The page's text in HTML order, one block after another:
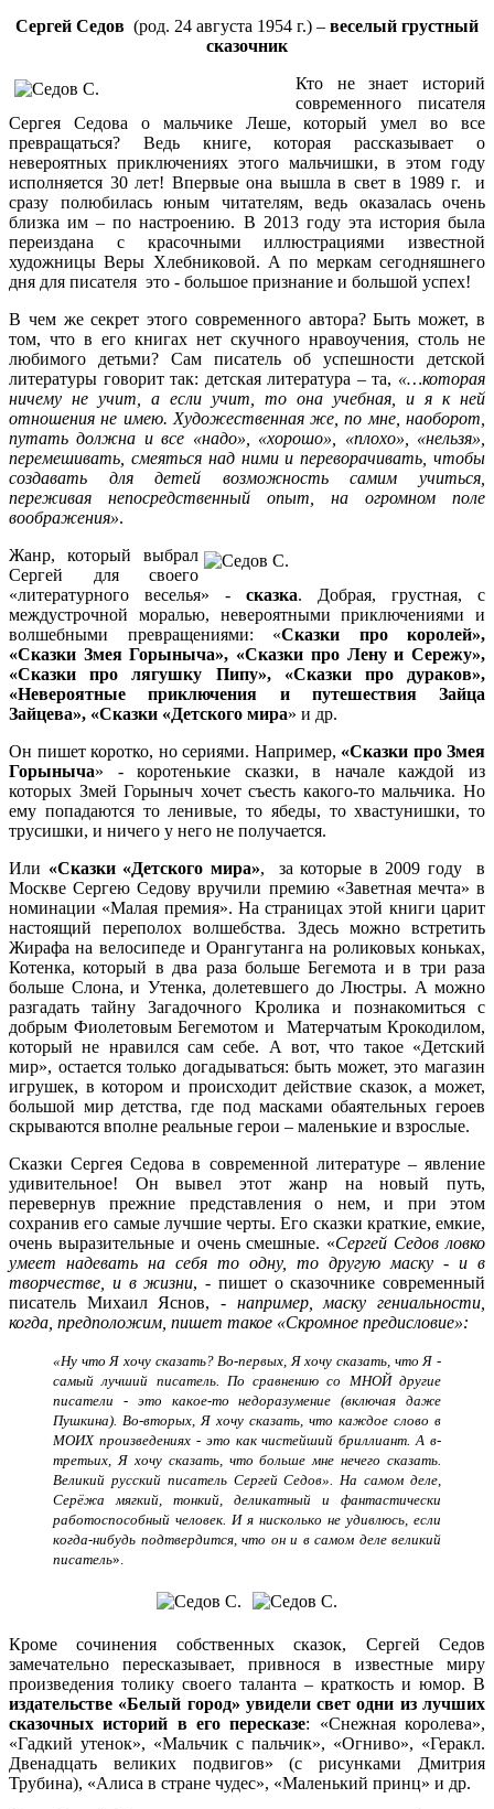
Сергей Седов (род. 24 августа 1954 г.) – веселый грустный
сказочник
Кто не знает историй
современного писателя
Сергея Седова о мальчике Леше, который умел во все
превращаться? Ведь книге, которая рассказывает о
невероятных приключениях этого мальчишки, в этом году
исполняется 30 лет! Впервые она вышла в свет в 1989 г. и
сразу полюбилась юным читателям, ведь оказалась очень
близка им – по настроению. В 2013 году эта история была
переиздана с красочными иллюстрациями известной
художницы Веры Хлебниковой. А по меркам сегодняшнего
дня для писателя это - большое признание и большой успех!
В чем же секрет этого современного автора? Быть может, в
том, что в его книгах нет скучного нравоучения, столь не
любимого детьми? Сам писатель об успешности детской
литературы говорит так: детская литература – та, «…которая
ничему не учит, а если учит, то она учебная, и я к ней
отношения не имею. Художественная же, по мне, наоборот,
путать должна и все «надо», «хорошо», «плохо», «нельзя»,
перемешивать, смеяться над ними и переворачивать, чтобы
создавать для детей возможность самим учиться,
переживая непосредственный опыт, на огромном поле
воображения».
Жанр, который выбрал
Сергей для своего
«литературного веселья» - сказка. Добрая, грустная, с
междустрочной моралью, невероятными приключениями и
волшебными превращениями: «Сказки про королей»,
«Сказки Змея Горыныча», «Сказки про Лену и Сережу»,
«Сказки про лягушку Пипу», «Сказки про дураков»,
«Невероятные приключения и путешествия Зайца
Зайцева», «Сказки «Детского мира» и др.
Он пишет коротко, но сериями. Например, «Сказки про Змея
Горыныча» - коротенькие сказки, в начале каждой из
которых Змей Горыныч хочет съесть какого-то мальчика. Но
ему попадаются то ленивые, то ябеды, то хвастунишки, то
трусишки, и ничего у него не получается.
Или «Сказки «Детского мира», за которые в 2009 году в
Москве Сергею Седову вручили премию «Заветная мечта» в
номинации «Малая премия». На страницах этой книги царит
настоящий переполох волшебства. Здесь можно встретить
Жирафа на велосипеде и Орангутанга на роликовых коньках,
Котенка, который в два раза больше Бегемота и в три раза
больше Слона, и Утенка, долетевшего до Люстры. А можно
разгадать тайну Загадочного Кролика и познакомиться с
добрым Фиолетовым Бегемотом и Матерчатым Крокодилом,
который не нравился сам себе. А вот, что такое «Детский
мир», остается только догадываться: быть может, это магазин
игрушек, в котором и происходит действие сказок, а может,
большой мир детства, где под масками обаятельных героев
скрываются вполне реальные герои – маленькие и взрослые.
Сказки Сергея Седова в современной литературе – явление
удивительное! Он вывел этот жанр на новый путь,
перевернув прежние представления о нем, и при этом
сохранив его самые лучшие черты. Его сказки краткие, емкие,
очень выразительные и очень смешные. «Сергей Седов ловко
умеет надевать на себя то одну, то другую маску - и в
творчестве, и в жизни, - пишет о сказочнике современный
писатель Михаил Яснов, - например, маску гениальности,
когда, предположим, пишет такое «Скромное предисловие»:
«Ну что Я хочу сказать? Во-первых, Я хочу сказать, что Я -
самый лучший писатель. По сравнению со МНОЙ другие
писатели - это какое-то недоразумение (включая даже
Пушкина). Во-вторых, Я хочу сказать, что каждое слово в
МОИХ произведениях - это как чистейший бриллиант. А в-
третьих, Я хочу сказать, что больше мне нечего сказать.
Великий русский писатель Сергей Седов».
На самом деле,
Серёжа мягкий, тонкий, деликатный и фантастически
работоспособный человек. И я нисколько не удивлюсь, если
когда-нибудь подтвердится, что он и в самом деле великий
писатель».
Кроме сочинения собственных сказок, Сергей Седов
замечательно пересказывает, привнося в известные миру
произведения толику своего таланта – краткость и юмор. В
издательстве «Белый город» увидели свет одни из лучших
сказочных историй в его пересказе: «Снежная королева»,
«Гадкий утенок», «Мальчик с пальчик», «Огниво», «Геракл.
Двенадцать великих подвигов» (с рисунками Дмитрия
Трубина), «Алиса в стране чудес», «Маленький принц» и др.